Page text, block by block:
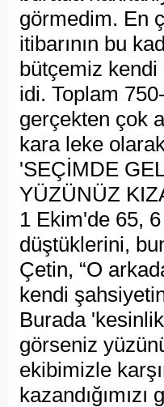
görmedim. En
itibarının bu
bütçemiz kendi
idi. Toplam
gerçekten çok
kara leke
'SEÇİMDE
YÜZÜNÜZ
1 Ekim'de 65,
düştüklerini,
Çetin, “O
kendi
Burada
görseniz
ekibimizle